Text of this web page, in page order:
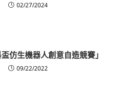
02/27/2024
盃仿生機器人創意自造競賽」
09/22/2022